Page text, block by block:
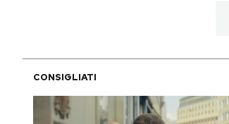
CONSIGLIATI